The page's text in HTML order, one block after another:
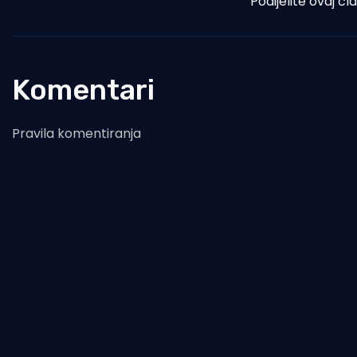
Komentari
Pravila komentiranja